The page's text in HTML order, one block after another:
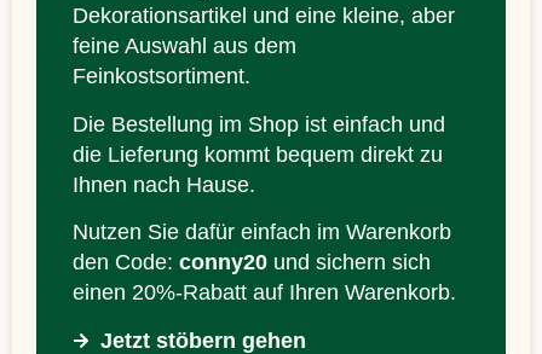
Dekorationsartikel und eine kleine, aber
feine Auswahl aus dem
Feinkostsortiment.
Die Bestellung im Shop ist einfach und
die Lieferung kommt bequem direkt zu
Ihnen nach Hause.
Nutzen Sie dafür einfach im Warenkorb
den Code: conny20 und sichern sich
einen 20%-Rabatt auf Ihren Warenkorb.
Jetzt stöbern gehen